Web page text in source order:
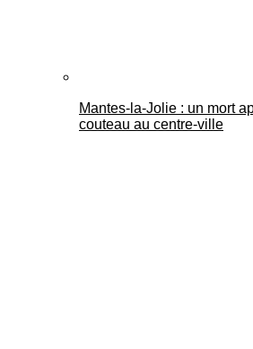
Mantes-la-Jolie : un mort
couteau au centre-ville